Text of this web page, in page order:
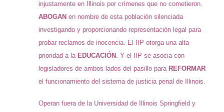
injustamente en Illinois por crímenes que no cometieron.
ABOGAN en nombre de esta población silenciada
investigando y proporcionando representación legal para
probar reclamos de inocencia. El IIP otorga una alta
prioridad a la EDUCACIÓN . Y el IIP se asocia con
legisladores de ambos lados del pasillo para REFORMAR
el funcionamiento del sistema de justicia penal de Illinois.
Operan fuera de la Universidad de Illinois Springfield y